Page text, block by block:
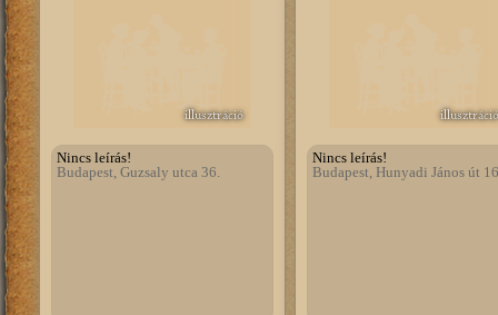
illusztráció
Nincs leírás!
Budapest, Guzsaly utca 36.
illusztráció
Nincs leírás!
Budapest, Hunyadi János út